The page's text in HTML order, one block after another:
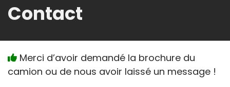
Contact
Merci d’avoir demandé la brochure du
camion ou de nous avoir laissé un message !